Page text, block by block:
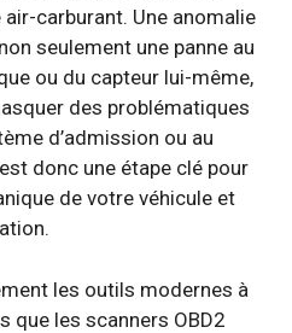
carburant. Une anomalie
seulement une panne au
ou du capteur lui-même,
des problématiques
d’admission ou au
donc une étape clé pour
de votre véhicule et
les outils modernes à
que les scanners OBD2